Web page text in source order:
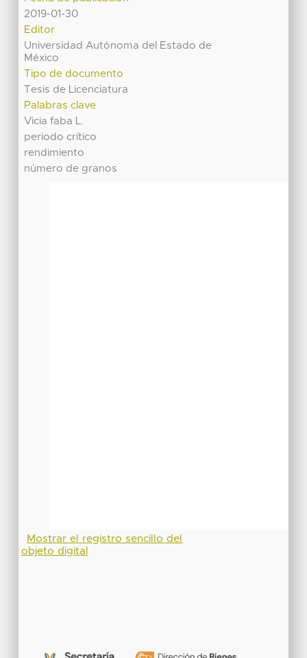
2019-01-30
Editor
Universidad Autónoma del Estado de
México
Tipo de documento
Tesis de Licenciatura
Palabras clave
Vicia faba L.
periodo crítico
rendimiento
número de granos
Mostrar el registro sencillo del
objeto digital